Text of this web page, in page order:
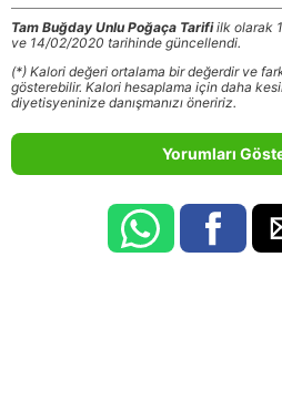
Tam Buğday Unlu Poğaça Tarifiilk olarak
ve 14/02/2020 tarihinde güncellendi.
(*) Kalori değeri ortalama bir değerdir ve
gösterebilir. Kalori hesaplama için daha
diyetisyeninize danışmanızı öneririz.
Yorumları